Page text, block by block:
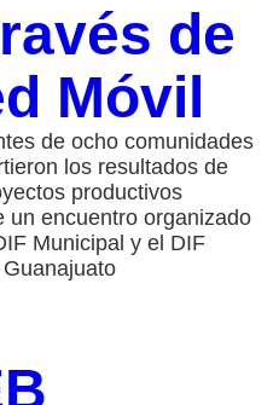
de
Móvil
de ocho comunidades
los resultados de
productivos
un encuentro organizado
Municipal y el DIF